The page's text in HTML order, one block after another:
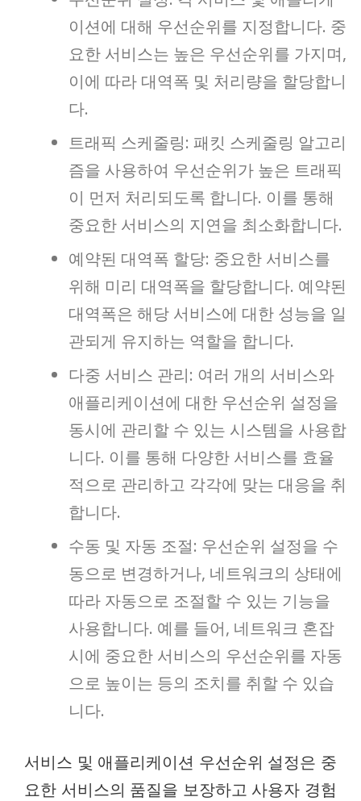
이션에 대해 우선순위를 지정합니다. 중
요한 서비스는 높은 우선순위를 가지며,
이에 따라 대역폭 및 처리량을 할당합니
다.
트래픽 스케줄링: 패킷 스케줄링 알고리
즘을 사용하여 우선순위가 높은 트래픽
이 먼저 처리되도록 합니다. 이를 통해
중요한 서비스의 지연을 최소화합니다.
예약된 대역폭 할당: 중요한 서비스를
위해 미리 대역폭을 할당합니다. 예약된
대역폭은 해당 서비스에 대한 성능을 일
관되게 유지하는 역할을 합니다.
다중 서비스 관리: 여러 개의 서비스와
애플리케이션에 대한 우선순위 설정을
동시에 관리할 수 있는 시스템을 사용합
니다. 이를 통해 다양한 서비스를 효율
적으로 관리하고 각각에 맞는 대응을 취
합니다.
수동 및 자동 조절: 우선순위 설정을 수
동으로 변경하거나, 네트워크의 상태에
따라 자동으로 조절할 수 있는 기능을
사용합니다. 예를 들어, 네트워크 혼잡
시에 중요한 서비스의 우선순위를 자동
으로 높이는 등의 조치를 취할 수 있습
니다.
서비스 및 애플리케이션 우선순위 설정은 중
요한 서비스의 품질을 보장하고 사용자 경험